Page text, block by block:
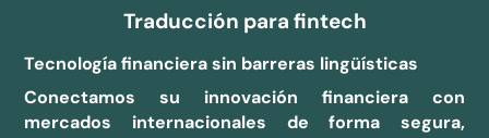
Traducción para fintech
Tecnología financiera sin barreras lingüísticas
Conectamos su innovación financiera con
mercados internacionales de forma segura,